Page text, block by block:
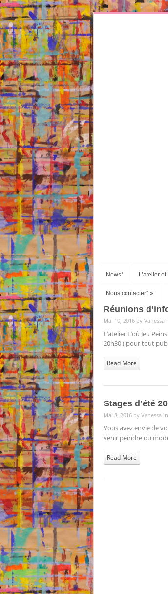
News° L’atelier
Nous contacter° »
Réunions
Mai 10, 2016 by Vanessa
L’atelier L’où Jeu
20h30 ( pour tout
Read More
Stages d’été
Mai 8, 2016 by Vanessa in
Vous avez envie de
venir peindre ou
Read More